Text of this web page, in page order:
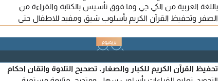
باللغة العربية من الكي جي وما فوق تأسيس بالكتابة والقراءة من
الصفر وتحفيظ القرآن الكريم بأسلوب شيق ومفيد للاطفال حتى
أبوظبي المشرف مدينة محمد بن زايد ومدينة خليفة أ ومدينة شخبوط
وبين الجسرين وبني ياس والفلاح ومدينة شخبوط والشامخة
والشوامخ والفلاح
تحفيظ القرآن الكريم للكبار والصغار. تصحيح التلاوة واتقان احكام